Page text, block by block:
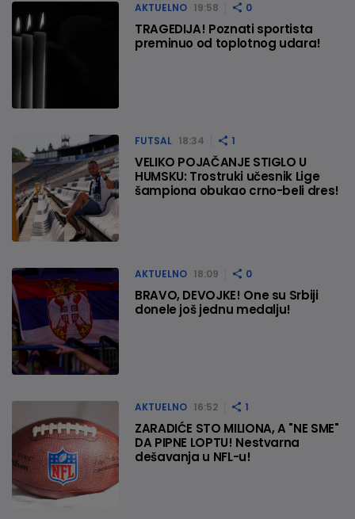
AKTUELNO 19:58 0
TRAGEDIJA! Poznati sportista
preminuo od toplotnog udara!
FUTSAL 18:34 1
VELIKO POJAČANJE STIGLO U
HUMSKU: Trostruki učesnik Lige
šampiona obukao crno-beli dres!
AKTUELNO 18:09 0
BRAVO, DEVOJKE! One su Srbiji
donele još jednu medalju!
AKTUELNO 16:52 1
ZARADIĆE STO MILIONA, A "NE SME"
DA PIPNE LOPTU! Nestvarna
dešavanja u NFL-u!